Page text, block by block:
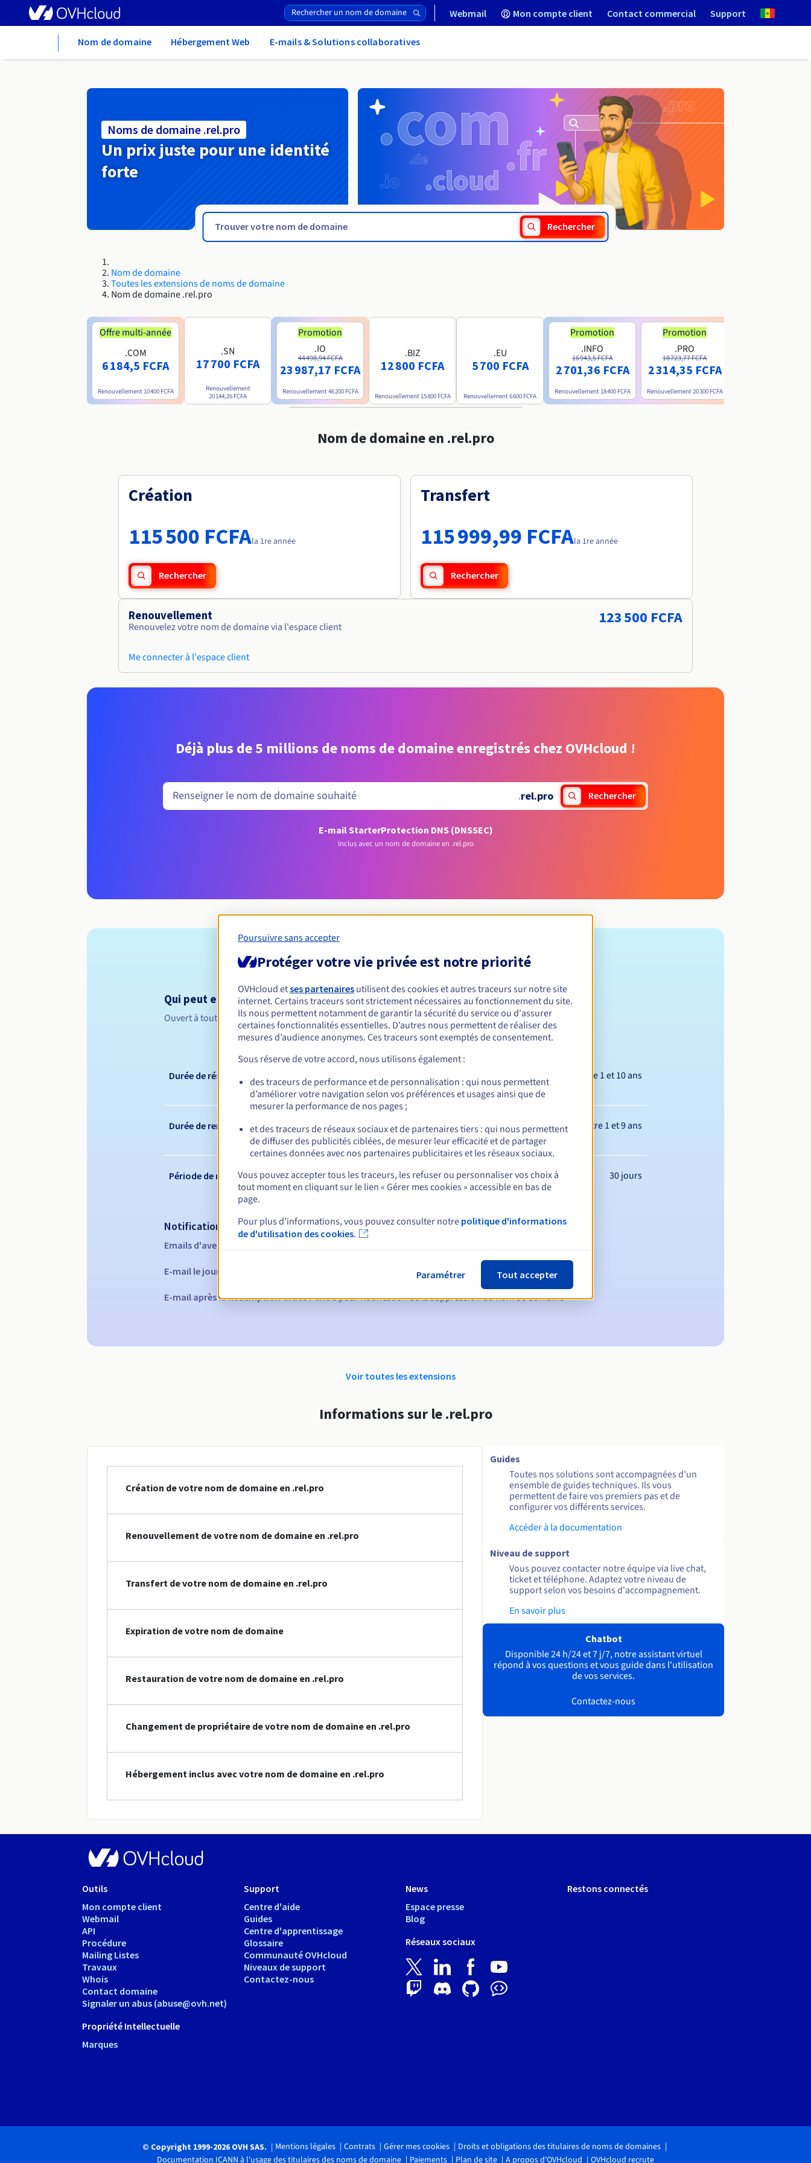
Webmail Mon compte client Contact commercial Support
Nom de domaine Hébergement Web E-mails & Solutions collaboratives
Noms de domaine .rel.pro
Un prix juste pour une identité
forte
Rechercher
Nom de domaine
Toutes les extensions de noms de domaine
Nom de domaine .rel.pro
Offre multi-année
.COM
6 184,5 FCFA
Renouvellement 10 400 FCFA
.SN
17 700 FCFA
Renouvellement
20 144,26 FCFA
Promotion
.IO
44 498,94 FCFA
23 987,17 FCFA
Renouvellement46 200 FCFA
.BIZ
12 800 FCFA
Renouvellement 15 800 FCFA
.EU
5 700 FCFA
Renouvellement6 600 FCFA
Promotion
.INFO
16 943,5 FCFA
2 701,36 FCFA
Renouvellement 18 400 FCFA
Promotion
.PRO
18 723,77 FCFA
2 314,35 FCFA
Renouvellement20 300 FCFA
Nom de domaine en .rel.pro
Création
115 500 FCFAla 1re année
Rechercher
Transfert
115 999,99 FCFAla 1re année
Rechercher
Renouvellement
Renouvelez votre nom de domaine via l'espace client
Me connecter à l'espace client
123 500 FCFA
Déjà plus de 5 millions de noms de domaine enregistrés chez OVHcloud !
.rel.pro Rechercher
E-mail StarterProtection DNS (DNSSEC)
Inclus avec un nom de domaine en .rel.pro
Conditions d'éligibilité
Qui peut enregistrer un .rel.pro ?
Ouvert à toutes les personnes physiques ou morales, sans restriction géographique.
Règles de gestion et notifications
Durée de réservation Entre 1 et 10 ans
Durée de renouvellement Entre 1 et 9 ans
Période de rédemption 30 jours
Notifications automatiques :
Emails d'avertissement :
E-mail le jour de l'expiration pour notification de la suspension du nom de domaine
E-mail après la Redemption Grace Periodpour notification de la suppression du nom de domaine
Voir toutes les extensions
Informations sur le .rel.pro
Création de votre nom de domaine en .rel.pro
Renouvellement de votre nom de domaine en .rel.pro
Transfert de votre nom de domaine en .rel.pro
Expiration de votre nom de domaine
Restauration de votre nom de domaine en .rel.pro
Changement de propriétaire de votre nom de domaine en .rel.pro
Hébergement inclus avec votre nom de domaine en .rel.pro
Guides
Toutes nos solutions sont accompagnées d'un
ensemble de guides techniques. Ils vous
permettent de faire vos premiers pas et de
configurer vos différents services.
Accéder à la documentation
Niveau de support
Vous pouvez contacter notre équipe via live chat,
ticket et téléphone. Adaptez votre niveau de
support selon vos besoins d'accompagnement.
En savoir plus
Chatbot
Disponible 24 h/24 et 7 j/7, notre assistant virtuel
répond à vos questions et vous guide dans l'utilisation
de vos services.
Contactez-nous
Outils
Mon compte client
Webmail
API
Procédure
Mailing Listes
Travaux
Whois
Contact domaine
Signaler un abus (abuse@ovh.net)
Propriété Intellectuelle
Marques
Support
Centre d'aide
Guides
Centre d'apprentissage
Glossaire
Communauté OVHcloud
Niveaux de support
Contactez-nous
News
Espace presse
Blog
Réseaux sociaux
Restons connectés
© Copyright 1999-2026 OVH SAS. Mentions légales Contrats Gérer mes cookies
Droits et obligations des titulaires de noms de domaines
Documentation ICANN à l'usage des titulaires des noms de domaine
Paiements Plan de site A propos d'OVHcloud OVHcloud recrute
Poursuivre sans accepter
Protéger votre vie privée est notre priorité
OVHcloud etses partenaires utilisent des cookies et autres traceurs sur notre site
internet. Certains traceurs sont strictement nécessaires au fonctionnement du site.
Ils nous permettent notamment de garantir la sécurité du service ou d'assurer
certaines fonctionnalités essentielles. D’autres nous permettent de réaliser des
mesures d’audience anonymes. Ces traceurs sont exemptés de consentement.
Sous réserve de votre accord, nous utilisons également :
des traceurs de performance et de personnalisation : qui nous permettent
d’améliorer votre navigation selon vos préférences et usages ainsi que de
mesurer la performance de nos pages ;
et des traceurs de réseaux sociaux et de partenaires tiers : qui nous permettent
de diffuser des publicités ciblées, de mesurer leur efficacité et de partager
certaines données avec nos partenaires publicitaires et les réseaux sociaux.
Vous pouvez accepter tous les traceurs, les refuser ou personnaliser vos choix à
tout moment en cliquant sur le lien « Gérer mes cookies » accessible en bas de
page.
Pour plus d’informations, vous pouvez consulter notre politique d'informations
de d'utilisation des cookies.
Paramétrer Tout accepter